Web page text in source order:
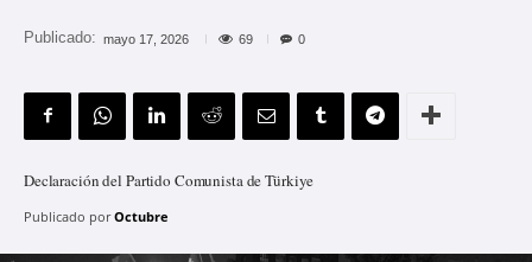
Publicado: mayo 17, 2026 69 0
Declaración del Partido Comunista de Türkiye
Publicado por Octubre